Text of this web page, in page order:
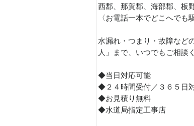
西郡、那賀郡、海部郡、板
〈お電話一本でどこへでも
水漏れ・つまり・故障など
人」まで、いつでもご相談
◆当日対応可能
◆２４時間受付／３６５日
◆お見積り無料
◆水道局指定工事店